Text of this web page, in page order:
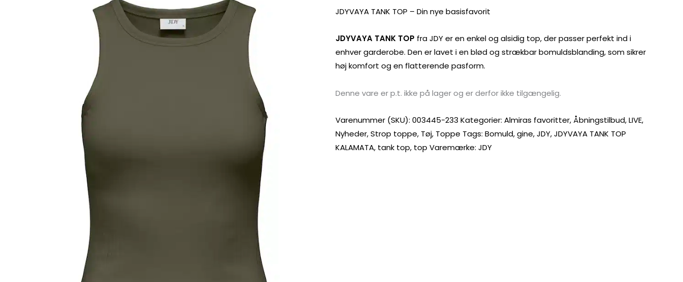
JDYVAYA TANK TOP – Din nye basisfavorit
JDYVAYA TANK TOP fra JDY er en enkel og alsidig top, der passer perfekt ind i
enhver garderobe. Den er lavet i en blød og strækbar bomuldsblanding, som sikrer
høj komfort og en flatterende pasform.
Denne vare er p.t. ikke på lager og er derfor ikke tilgængelig.
Varenummer (SKU): 003445-233 Kategorier: Almiras favoritter, Åbningstilbud,LIVE,
Nyheder,Strop toppe, Tøj, Toppe Tags: Bomuld,gine,JDY,JDYVAYA TANK TOP
KALAMATA, tank top, top Varemærke: JDY